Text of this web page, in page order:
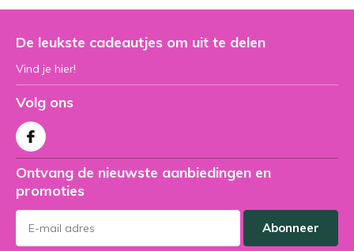
De leukste cadeautjes om uit te delen
Vind je hier!
Volg ons
Ontvang de nieuwste aanbiedingen en
promoties
Abonneer